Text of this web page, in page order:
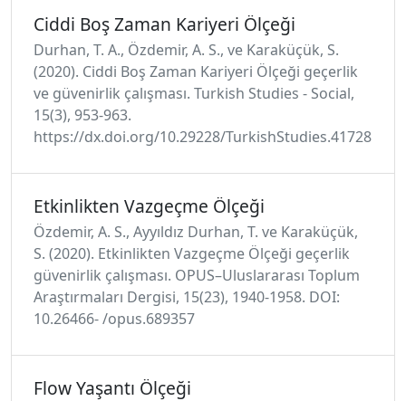
Ciddi Boş Zaman Kariyeri Ölçeği
Durhan, T. A., Özdemir, A. S., ve Karaküçük, S.
(2020). Ciddi Boş Zaman Kariyeri Ölçeği geçerlik
ve güvenirlik çalışması. Turkish Studies - Social,
15(3), 953-963.
https://dx.doi.org/10.29228/TurkishStudies.41728
Etkinlikten Vazgeçme Ölçeği
Özdemir, A. S., Ayyıldız Durhan, T. ve Karaküçük,
S. (2020). Etkinlikten Vazgeçme Ölçeği geçerlik
güvenirlik çalışması. OPUS–Uluslararası Toplum
Araştırmaları Dergisi, 15(23), 1940-1958. DOI:
10.26466- /opus.689357
Flow Yaşantı Ölçeği